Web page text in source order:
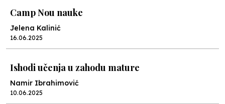
Camp Nou nauke
Jelena Kalinić
16.06.2025
Ishodi učenja u zahodu mature
Namir Ibrahimović
10.06.2025